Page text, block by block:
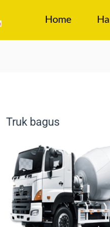
Home
Truk bagus